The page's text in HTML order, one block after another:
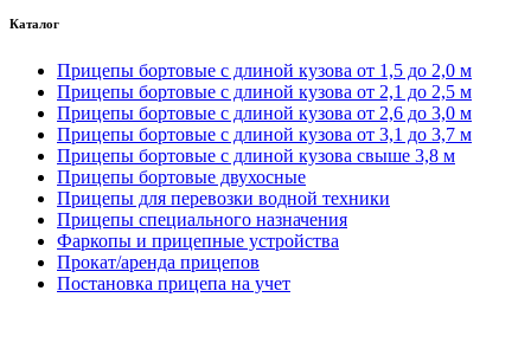
Каталог
Прицепы бортовые с длиной кузова от 1,5 до 2,0 м
Прицепы бортовые с длиной кузова от 2,1 до 2,5 м
Прицепы бортовые с длиной кузова от 2,6 до 3,0 м
Прицепы бортовые с длиной кузова от 3,1 до 3,7 м
Прицепы бортовые с длиной кузова свыше 3,8 м
Прицепы бортовые двухосные
Прицепы для перевозки водной техники
Прицепы специального назначения
Фаркопы и прицепные устройства
Прокат/аренда прицепов
Постановка прицепа на учет